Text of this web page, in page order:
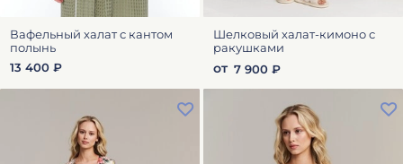
Вафельный халат с кантом
полынь
13 400 ₽
Шелковый халат-кимоно с
ракушками
от 7 900 ₽